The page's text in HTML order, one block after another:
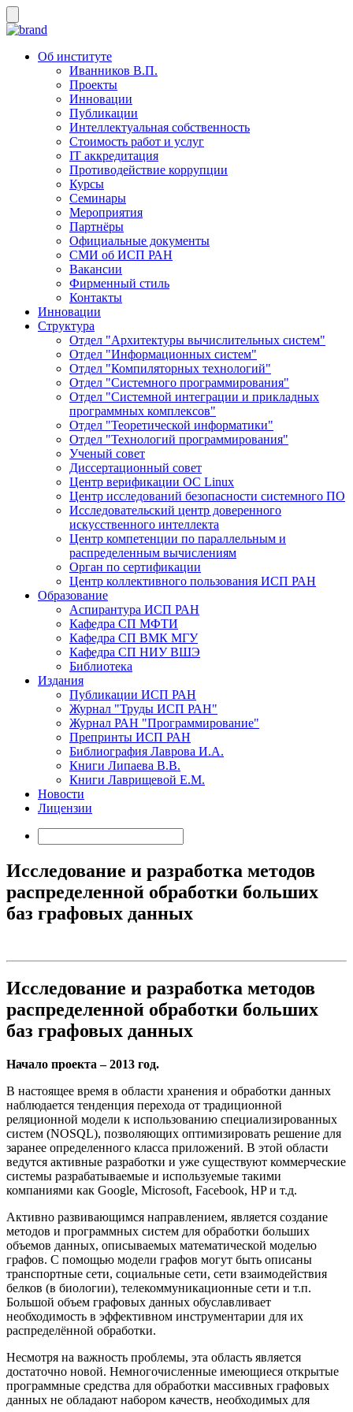
Об институте
Иванников В.П.
Проекты
Инновации
Публикации
Интеллектуальная собственность
Стоимость работ и услуг
IT аккредитация
Противодействие коррупции
Курсы
Семинары
Мероприятия
Партнёры
Официальные документы
СМИ об ИСП РАН
Вакансии
Фирменный стиль
Контакты
Инновации
Структура
Отдел "Архитектуры вычислительных систем"
Отдел "Информационных систем"
Отдел "Компиляторных технологий"
Отдел "Системного программирования"
Отдел "Системной интеграции и прикладных
программных комплексов"
Отдел "Теоретической информатики"
Отдел "Технологий программирования"
Ученый совет
Диссертационный совет
Центр верификации ОС Linux
Центр исследований безопасности системного ПО
Исследовательский центр доверенного
искусственного интеллекта
Центр компетенции по параллельным и
распределенным вычислениям
Орган по сертификации
Центр коллективного пользования ИСП РАН
Образование
Аспирантура ИСП РАН
Кафедра СП МФТИ
Кафедра СП ВМК МГУ
Кафедра СП НИУ ВШЭ
Библиотека
Издания
Публикации ИСП РАН
Журнал "Труды ИСП РАН"
Журнал РАН "Программирование"
Препринты ИСП РАН
Библиография Лаврова И.А.
Книги Липаева В.В.
Книги Лаврищевой Е.М.
Новости
Лицензии
Исследование и разработка методов
распределенной обработки больших
баз графовых данных
Исследование и разработка методов
распределенной обработки больших
баз графовых данных
Начало проекта – 2013 год.
В настоящее время в области хранения и обработки данных
наблюдается тенденция перехода от традиционной
реляционной модели к использованию специализированных
систем (NOSQL), позволяющих оптимизировать решение для
заранее определенного класса приложений. В этой области
ведутся активные разработки и уже существуют коммерческие
системы разрабатываемые и используемые такими
компаниями как Google, Microsoft, Facebook, HP и т.д.
Активно развивающимся направлением, является создание
методов и программных систем для обработки больших
объемов данных, описываемых математической моделью
графов. С помощью модели графов могут быть описаны
транспортные сети, социальные сети, сети взаимодействия
белков (в биологии), телекоммуникационные сети и т.п.
Большой объем графовых данных обуславливает
необходимость в эффективном инструментарии для их
распределённой обработки.
Несмотря на важность проблемы, эта область является
достаточно новой. Немногочисленные имеющиеся открытые
программные средства для обработки массивных графовых
данных не обладают набором качеств, необходимых для